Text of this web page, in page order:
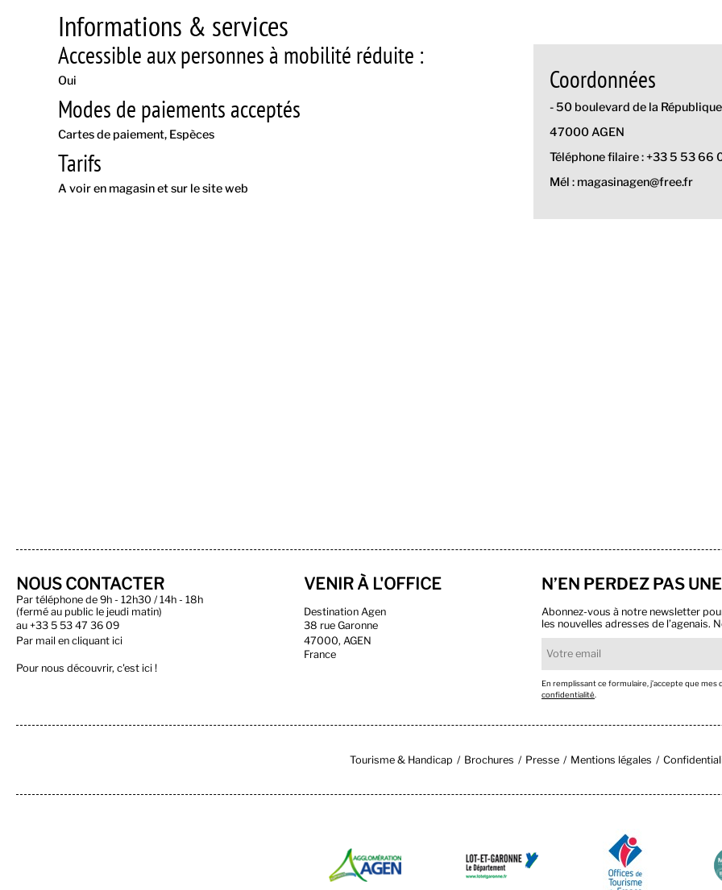
Informations & services
Accessible aux personnes à mobilité réduite :
Oui
Modes de paiements acceptés
Cartes de paiement Espèces
Tarifs
A voir en magasin et sur le site web
Coordonnées
- 50 boulevard de la République
47000 AGEN
Téléphone filaire : +33 5 53 66
Mél : magasinagen@free.fr
NOUS CONTACTER
Par téléphone de 9h - 12h30 / 14h - 18h
(fermé au public le jeudi matin)
au +33 5 53 47 36 09
Par mail en cliquant ici
Pour nous découvrir, c'est ici !
VENIR À L'OFFICE
Destination Agen
38 rue Garonne
47000, AGEN
France
N’EN PERDEZ PAS
Abonnez-vous à notre newsletter
les nouvelles adresses de l’agenais.
En remplissant ce formulaire, j’accepte que
confidentialité
Tourisme & Handicap Brochures Presse Mentions légales